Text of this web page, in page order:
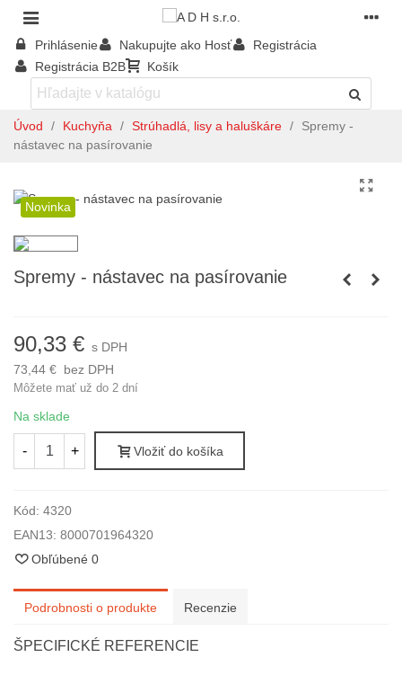
Prihlásenie Nakupujte ako Hosť
Registrácia
Registrácia B2B
Košík
Úvod / Kuchyňa / Strúhadlá, lisy a haluškáre /
Spremy -
nástavec na pasírovanie
Novinka
Spremy - nástavec na pasírovanie
90,33 € s DPH
73,44 € bez DPH
Môžete mať už do 2 dní
Na sklade
- + Vložiť do košíka
Kód: 4320
EAN13: 8000701964320
Obľúbené 0
Podrobnosti o produkte Recenzie
ŠPECIFICKÉ REFERENCIE